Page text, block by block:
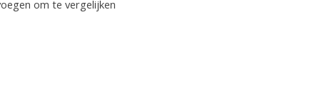
om te vergelijken